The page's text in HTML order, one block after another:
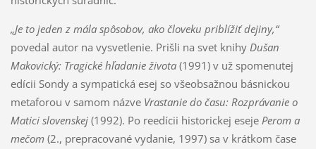
„Je to jeden z mála spôsobov, ako človeku priblížiť dejiny,“
povedal autor na vysvetlenie. Prišli na svet knihy Dušan
Makovický: Tragické hľadanie života (1991) v už spomenutej
edícii Sondy a sympatická esej so všeobsažnou básnickou
metaforou v samom názve Vrastanie do času: Rozprávanie o
Matici slovenskej (1992). Po reedícii historickej eseje Perom a
mečom (2., prepracované vydanie, 1997) sa v krátkom čase